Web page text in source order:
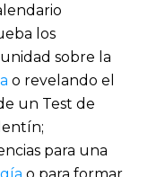
los
sobre la
o revelando el
un Test de
para una